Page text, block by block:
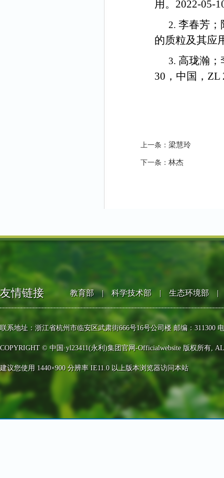
用。2022-05-
2. 李春芳；
的质粒及其应
3. 高珑瀚；
30，中国，ZL
上一条： 梁慧玲
下一条： 林杰
友情链接 教育部 | 科学技术部 | 生态环境部 |
联系地址：浙江省杭州市临安区武肃街666号16号公司楼 邮编：311300
COPYRIGHT © 中国·yl23411(永利)集团官网-Officialwebsite 版权所有,
建议您使用 1440×900 分辨率 IE11.0 以上版本浏览器访问本站